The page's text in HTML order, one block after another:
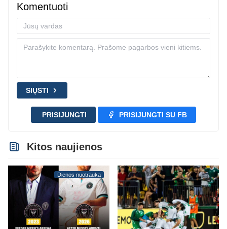
Komentuoti
SIŲSTI
PRISIJUNGTI PRISIJUNGTI SU FB
Kitos naujienos
Dienos nuotrauka